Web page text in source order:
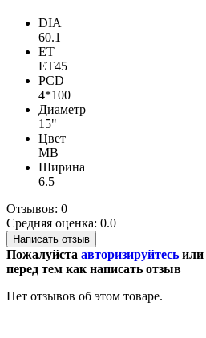
DIA
60.1
ET
ET45
PCD
4*100
Диаметр
15"
Цвет
MB
Ширина
6.5
Отзывов: 0
Средняя оценка: 0.0
Написать отзыв
Пожалуйста авторизируйтесь или
перед тем как написать отзыв
Нет отзывов об этом товаре.